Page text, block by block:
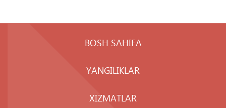
BOSH SAHIFA
YANGILIKLAR
XIZMATLAR